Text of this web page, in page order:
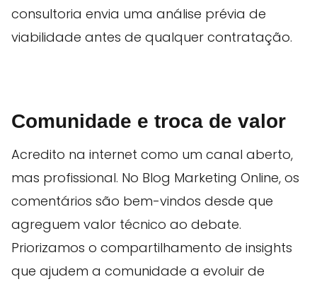
consultoria envia uma análise prévia de
viabilidade antes de qualquer contratação.
Comunidade e troca de valor
Acredito na internet como um canal aberto,
mas profissional. No Blog Marketing Online, os
comentários são bem-vindos desde que
agreguem valor técnico ao debate.
Priorizamos o compartilhamento de insights
que ajudem a comunidade a evoluir de